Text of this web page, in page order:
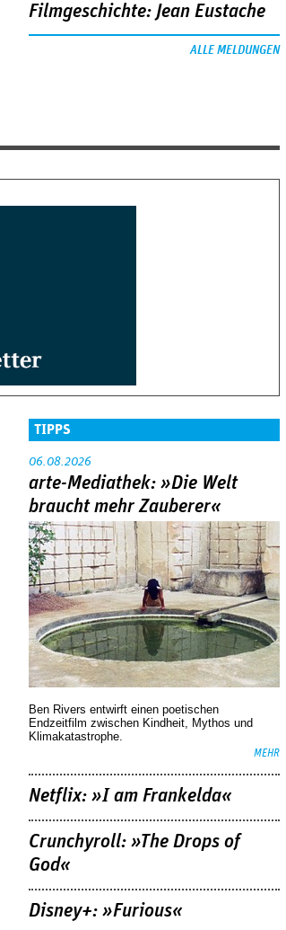
Filmgeschichte: Jean Eustache
ALLE MELDUNGEN
TIPPS
06.08.2026
arte-Mediathek: »Die Welt
braucht mehr Zauberer«
Ben Rivers entwirft einen poetischen
Endzeitfilm zwischen Kindheit, Mythos und
Klimakatastrophe.
MEHR
Netflix: »I am Frankelda«
Crunchyroll: »The Drops of
God«
Disney+: »Furious«